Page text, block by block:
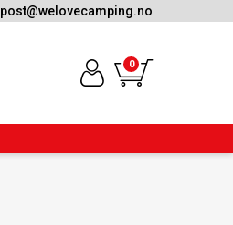
post@welovecamping.no
0